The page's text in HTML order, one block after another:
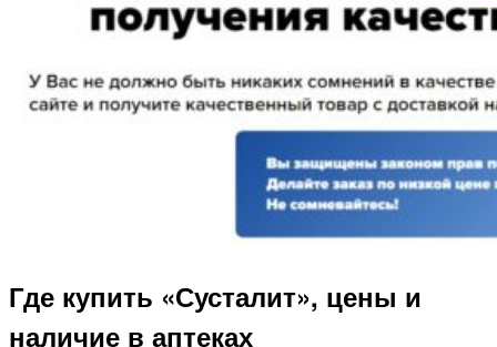
Где купить «Сусталит», цены и
наличие в аптеках